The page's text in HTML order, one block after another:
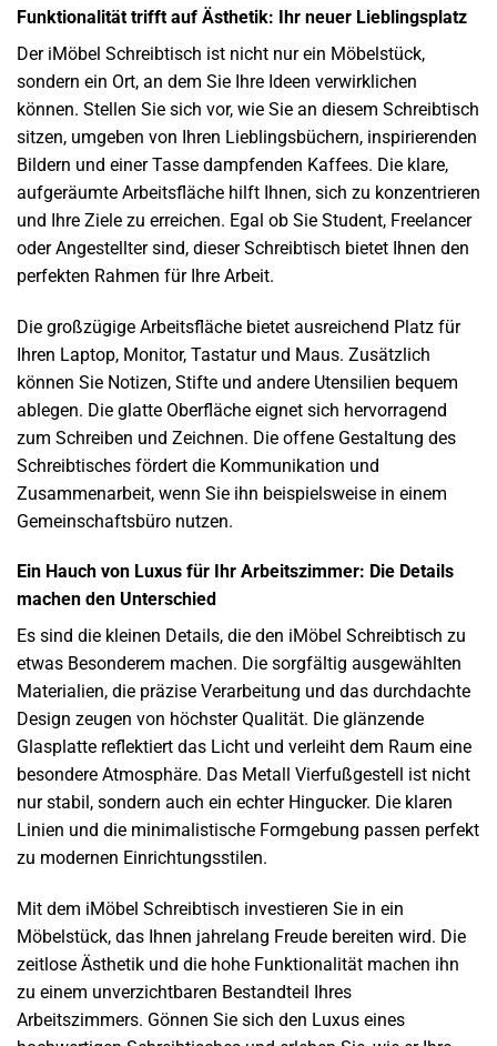
Funktionalität trifft auf Ästhetik: Ihr neuer Lieblingsplatz
Der iMöbel Schreibtisch ist nicht nur ein Möbelstück,
sondern ein Ort, an dem Sie Ihre Ideen verwirklichen
können. Stellen Sie sich vor, wie Sie an diesem Schreibtisch
sitzen, umgeben von Ihren Lieblingsbüchern, inspirierenden
Bildern und einer Tasse dampfenden Kaffees. Die klare,
aufgeräumte Arbeitsfläche hilft Ihnen, sich zu konzentrieren
und Ihre Ziele zu erreichen. Egal ob Sie Student, Freelancer
oder Angestellter sind, dieser Schreibtisch bietet Ihnen den
perfekten Rahmen für Ihre Arbeit.
Die großzügige Arbeitsfläche bietet ausreichend Platz für
Ihren Laptop, Monitor, Tastatur und Maus. Zusätzlich
können Sie Notizen, Stifte und andere Utensilien bequem
ablegen. Die glatte Oberfläche eignet sich hervorragend
zum Schreiben und Zeichnen. Die offene Gestaltung des
Schreibtisches fördert die Kommunikation und
Zusammenarbeit, wenn Sie ihn beispielsweise in einem
Gemeinschaftsbüro nutzen.
Ein Hauch von Luxus für Ihr Arbeitszimmer: Die Details
machen den Unterschied
Es sind die kleinen Details, die den iMöbel Schreibtisch zu
etwas Besonderem machen. Die sorgfältig ausgewählten
Materialien, die präzise Verarbeitung und das durchdachte
Design zeugen von höchster Qualität. Die glänzende
Glasplatte reflektiert das Licht und verleiht dem Raum eine
besondere Atmosphäre. Das Metall Vierfußgestell ist nicht
nur stabil, sondern auch ein echter Hingucker. Die klaren
Linien und die minimalistische Formgebung passen perfekt
zu modernen Einrichtungsstilen.
Mit dem iMöbel Schreibtisch investieren Sie in ein
Möbelstück, das Ihnen jahrelang Freude bereiten wird. Die
zeitlose Ästhetik und die hohe Funktionalität machen ihn
zu einem unverzichtbaren Bestandteil Ihres
Arbeitszimmers. Gönnen Sie sich den Luxus eines